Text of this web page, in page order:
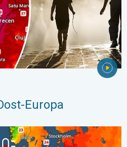
Europa
warm. Tot 30 graden. . .